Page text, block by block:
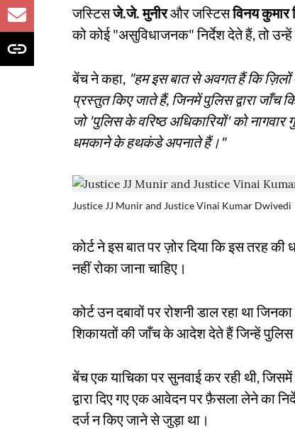
जस्टिसजे.जे. मुनीरऔर जस्टिसविनय कुमार
को कोई "असुविधाजनक" निर्देश देते हैं, तो
बेंच ने कहा, "हम इस बात से अवगत हैं कि
प्रस्तुत किए जाते हैं, जिनमें पुलिस द्वारा जाँच
जो 'पुलिस के वरिष्ठ अधिकारियों' को
धमकाने के हथकंडे अपनाते हैं।"
Justice JJ Munir and Justice Vinai Kumar Dwivedi
कोर्ट ने इस बात पर ज़ोर दिया कि इस तरह
नहीं रोका जाना चाहिए।
कोर्ट उन दबावों पर रोशनी डाल रहा था
शिकायतों की जाँच के आदेश देते हैं जिन्हें
बेंच एक याचिका पर सुनवाई कर रही थी,
द्वारा दिए गए एक आवेदन पर फ़ैसला लेने का
दर्ज न किए जाने से जुड़ा था।